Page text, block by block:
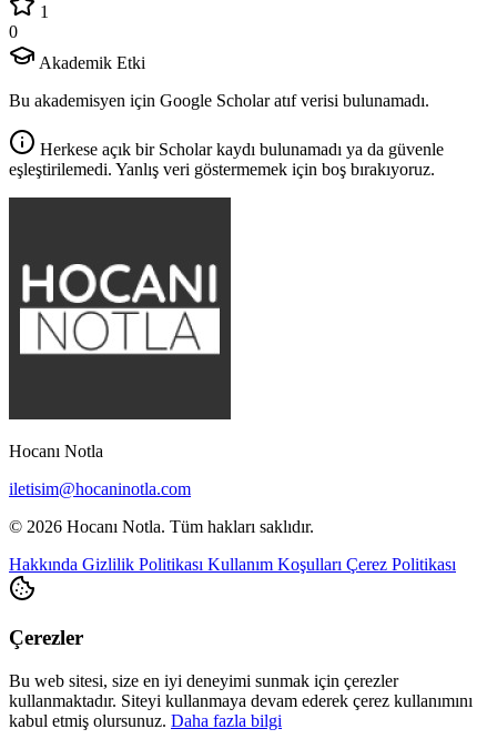
1
0
Akademik Etki
Bu akademisyen için Google Scholar atıf verisi bulunamadı.
Herkese açık bir Scholar kaydı bulunamadı ya da güvenle
eşleştirilemedi. Yanlış veri göstermemek için boş bırakıyoruz.
Hocanı Notla
iletisim@hocaninotla.com
© 2026 Hocanı Notla. Tüm hakları saklıdır.
Hakkında Gizlilik Politikası Kullanım Koşulları Çerez Politikası
Çerezler
Bu web sitesi, size en iyi deneyimi sunmak için çerezler
kullanmaktadır. Siteyi kullanmaya devam ederek çerez kullanımını
kabul etmiş olursunuz. Daha fazla bilgi